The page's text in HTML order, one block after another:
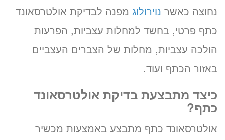
נחוצה כאשר נוירולוג מפנה לבדיקת אולטרסאונד
כתף פרטי, בחשד למחלות עצביות, הפרעות
הולכה עצביות, מחלות של הצברים העצביים
באזור הכתף ועוד.
כיצד מתבצעת בדיקת אולטרסאונד
כתף?
אולטרסאונד כתף מתבצע באמצעות מכשיר